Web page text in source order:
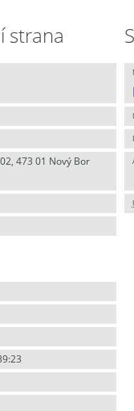
strana
473 01 Nový Bor